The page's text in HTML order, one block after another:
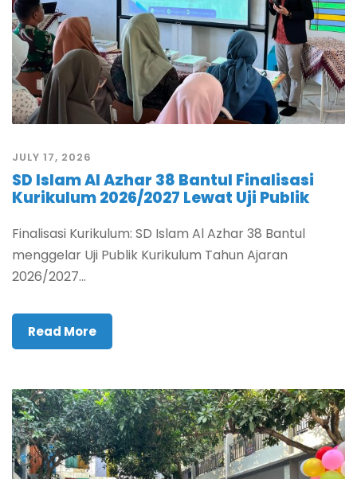
JULY 17, 2026
SD Islam Al Azhar 38 Bantul Finalisasi
Kurikulum 2026/2027 Lewat Uji Publik
Finalisasi Kurikulum: SD Islam Al Azhar 38 Bantul
menggelar Uji Publik Kurikulum Tahun Ajaran
2026/2027...
Read More